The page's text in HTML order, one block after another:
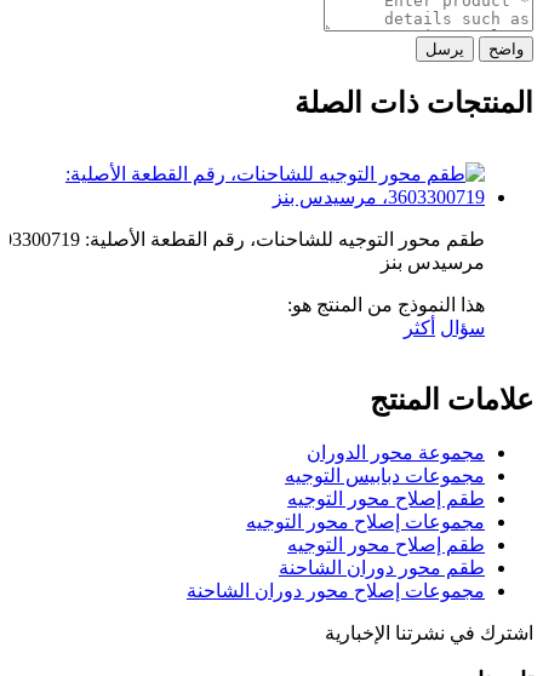
واضح يرسل
المنتجات ذات الصلة
مرسيدس بنز
هذا النموذج من المنتج هو:
سؤال أكثر
علامات المنتج
مجموعة محور الدوران
مجموعات دبابيس التوجيه
طقم إصلاح محور التوجيه
مجموعات إصلاح محور التوجيه
طقم إصلاح محور التوجيه
طقم محور دوران الشاحنة
مجموعات إصلاح محور دوران الشاحنة
اشترك في نشرتنا الإخبارية